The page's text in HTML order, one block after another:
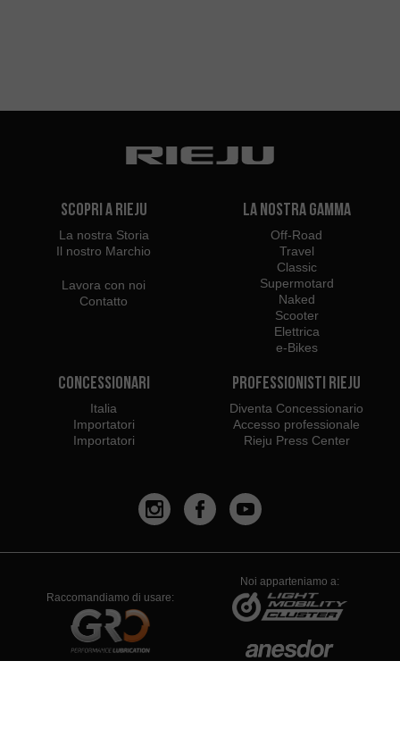
Scopri a Rieju
La nostra Storia
Il nostro Marchio
Lavora con noi
Contatto
La Nostra Gamma
Off-Road
Travel
Classic
Supermotard
Naked
Scooter
Elettrica
e-Bikes
Concessionari
Italia
Importatori
Importatori
Professionisti Rieju
Diventa Concessionario
Accesso professionale
Rieju Press Center
Raccomandiamo di usare:
Noi apparteniamo a: